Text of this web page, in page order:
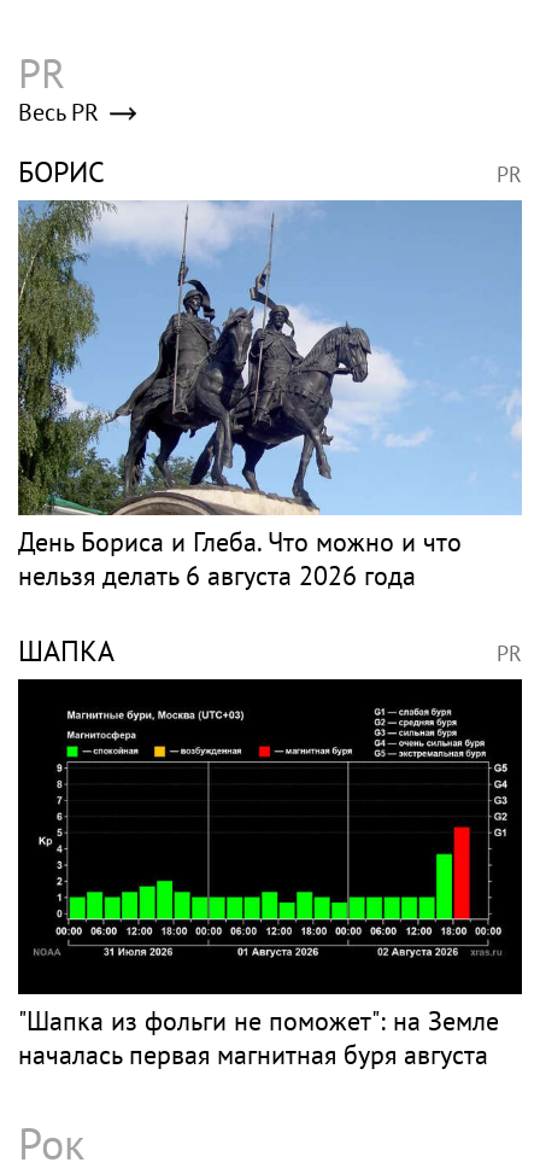
PR
Весь PR
БОРИС PR
День Бориса и Глеба. Что можно и что
нельзя делать 6 августа 2026 года
ШАПКА PR
"Шапка из фольги не поможет": на Земле
началась первая магнитная буря августа
Рок